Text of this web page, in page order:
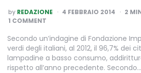
POSTED
BY
by REDAZIONE 4 FEBBRAIO 2014 2
1 COMMENT
Secondo un’indagine di Fondazione
verdi degli italiani, al 2012, il 96,7% dei
lampadine a basso consumo,
rispetto all’anno precedente. Secondo…